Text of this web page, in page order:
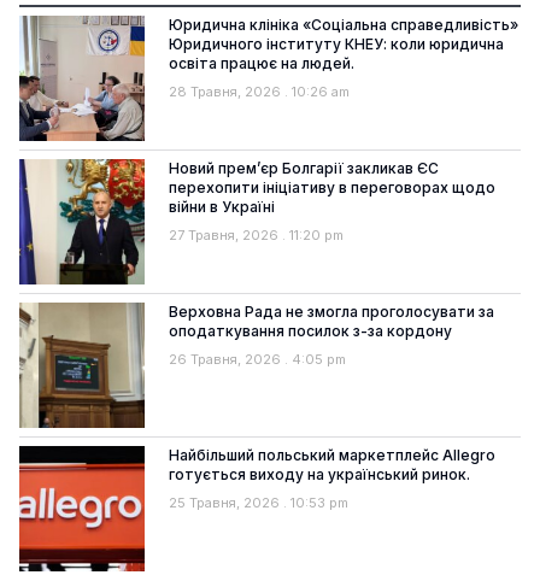
Юридична клініка «Соціальна справедливість»
Юридичного інституту КНЕУ: коли юридична
освіта працює на людей.
28 Травня, 2026 10:26 am
Новий прем’єр Болгарії закликав ЄС
перехопити ініціативу в переговорах щодо
війни в Україні
27 Травня, 2026 11:20 pm
Верховна Рада не змогла проголосувати за
оподаткування посилок з-за кордону
26 Травня, 2026 4:05 pm
Найбільший польський маркетплейс Allegro
готується виходу на український ринок.
25 Травня, 2026 10:53 pm